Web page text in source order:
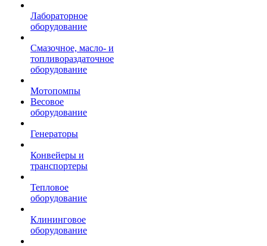
Лабораторное
оборудование
Смазочное, масло- и
топливораздаточное
оборудование
Мотопомпы
Весовое
оборудование
Генераторы
Конвейеры и
транспортеры
Тепловое
оборудование
Клининговое
оборудование